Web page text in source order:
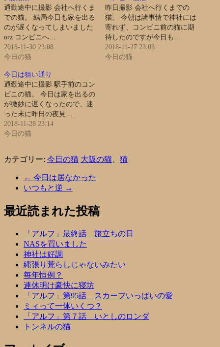
通勤途中に撮影 会社へ行くま
での猫。 結局今日も家を出る
のが遅くなってしまいました
orz コンビニへ…
2018-11-30 23:08
今日の猫
昨日撮影 会社へ行くまでの
猫。 今朝は諸事情で神社には
寄れず、コンビニ前の猫に期
待したのですが今日も…
2018-11-27 23:03
今日の猫
今日は狙い通り
通勤途中に撮影 駅手前のコン
ビニの猫。 今日は家を出るの
が微妙に遅くなったので、迷
った末に昨日の夜見…
2018-11-28 23:14
今日の猫
カテゴリー: 今日の猫 大阪の猫 猫
← 今日は居なかった
いつもと逆 →
最近読まれた投稿
「アルフ」最終話 旅立ちの日
NASを買いました
神社は好調
縄張り荒らしじゃないみたい
毎年恒例？
連休明け豪快に寝坊
「アルフ」第95話 スカーフいっぱいの愛
ミィって一体いくつ？
「アルフ」第７話 いとしのロンダ
トンネルの猫